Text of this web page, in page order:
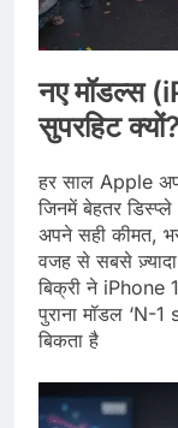
नए मॉडल्स
सुपरहिट क्यों?
हर साल Apple
जिनमें बेहतर
अपने सही कीमत,
वजह से सबसे
बिक्री ने iPhone
पुराना मॉडल ‘N-
बिकता है